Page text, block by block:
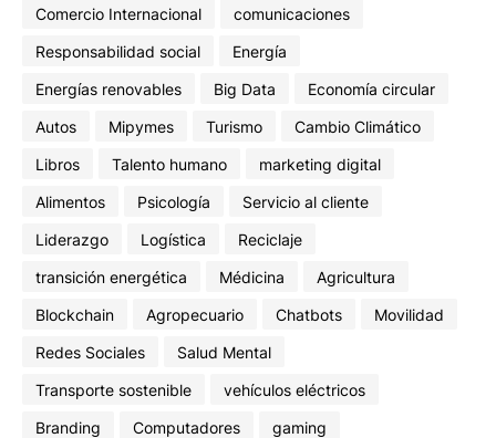
Comercio Internacional
comunicaciones
Responsabilidad social
Energía
Energías renovables
Big Data
Economía circular
Autos
Mipymes Turismo
Cambio Climático
Libros
Talento humano
marketing digital
Alimentos
Psicología
Servicio al cliente
Liderazgo
Logística
Reciclaje
transición energética
Médicina
Agricultura
Blockchain
Agropecuario Chatbots
Movilidad
Redes Sociales
Salud Mental
Transporte sostenible
vehículos eléctricos
Branding
Computadores
gaming